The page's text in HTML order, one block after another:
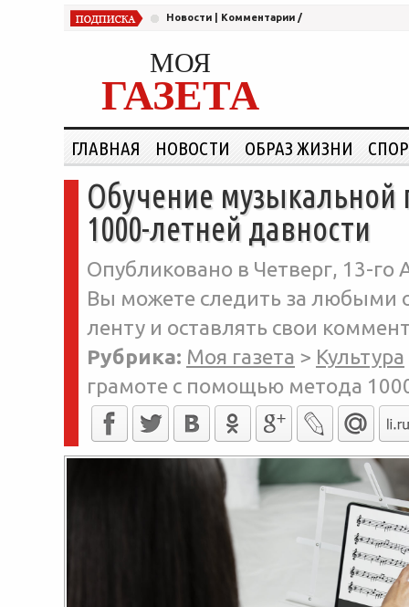
Новости Комментарии /
МОЯ
ГАЗЕТА
ГЛАВНАЯ НОВОСТИ ОБРАЗ ЖИЗНИ
Обучение
1000-летней давности
Опубликовано в Четверг, 13-го
Вы можете следить за любыми
ленту и оставлять свои
Рубрика: Моя газета > Культура
грамоте с помощью метода